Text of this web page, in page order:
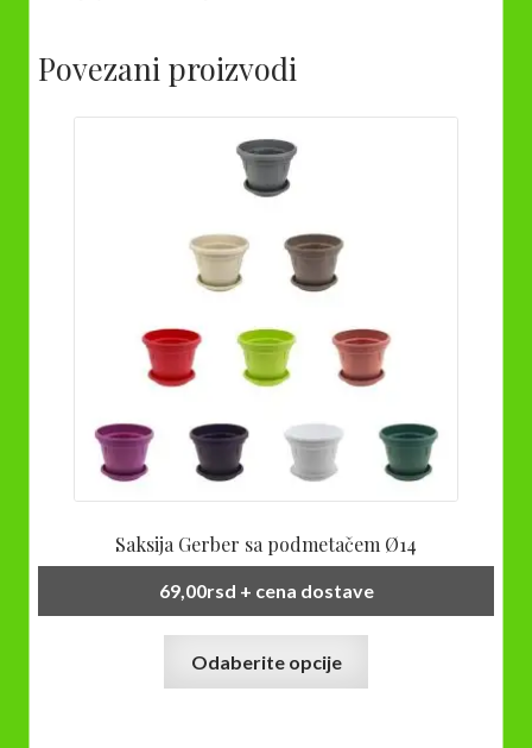
Povezani proizvodi
Saksija Gerber sa podmetačem Ø14
69,00rsd + cena dostave
Odaberite opcije